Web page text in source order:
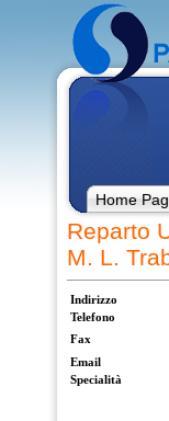
Home
Reparto
M. L.
Indirizzo
Telefono
Fax
Email
Specialità